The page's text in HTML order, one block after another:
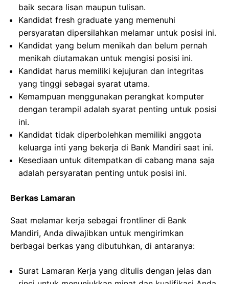
baik secara lisan maupun tulisan.
Kandidat fresh graduate yang memenuhi
persyaratan dipersilahkan melamar untuk posisi ini.
Kandidat yang belum menikah dan belum pernah
menikah diutamakan untuk mengisi posisi ini.
Kandidat harus memiliki kejujuran dan integritas
yang tinggi sebagai syarat utama.
Kemampuan menggunakan perangkat komputer
dengan terampil adalah syarat penting untuk posisi
ini.
Kandidat tidak diperbolehkan memiliki anggota
keluarga inti yang bekerja di Bank Mandiri saat ini.
Kesediaan untuk ditempatkan di cabang mana saja
adalah persyaratan penting untuk posisi ini.
Berkas Lamaran
Saat melamar kerja sebagai frontliner di Bank
Mandiri, Anda diwajibkan untuk mengirimkan
berbagai berkas yang dibutuhkan, di antaranya:
Surat Lamaran Kerja yang ditulis dengan jelas dan